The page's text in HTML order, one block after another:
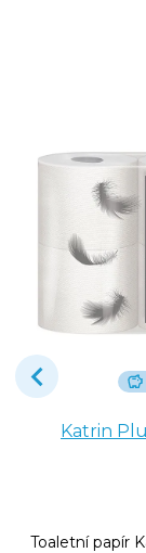
Katrin